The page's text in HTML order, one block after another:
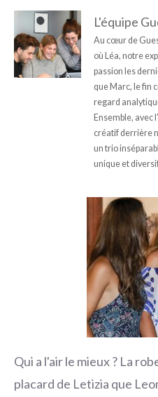
L'équipe
Au cœur de
où Léa, notre
passion les
que Marc, le fin
regard
Ensemble, avec
créatif derrière
un trio
unique et
Qui a l'air le mieux ? La
placard de Letizia que